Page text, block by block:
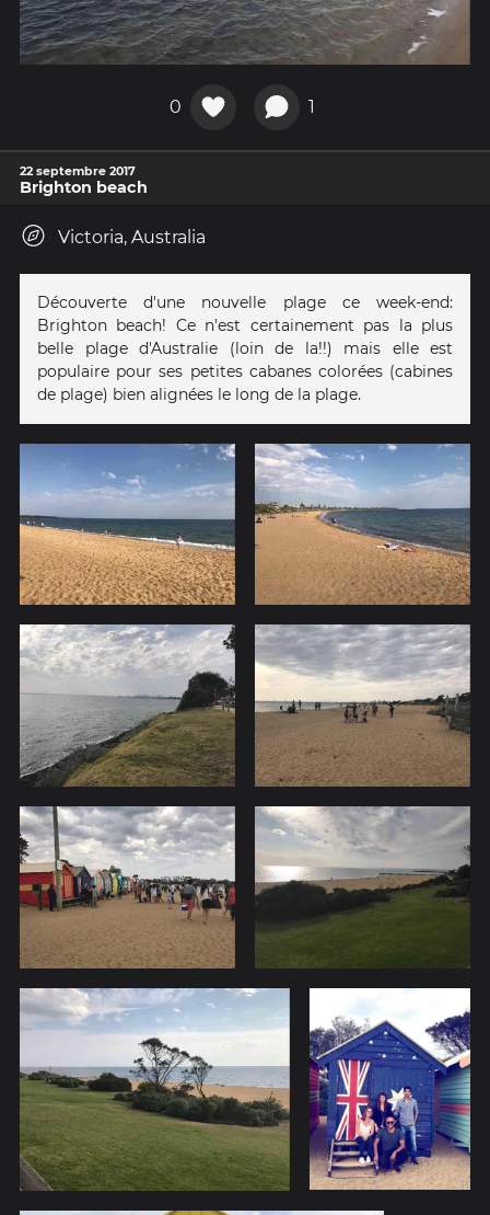
0 1
22 septembre 2017
Brighton beach
Victoria, Australia
Découverte d'une nouvelle plage ce week-end:
Brighton beach! Ce n'est certainement pas la plus
belle plage d'Australie (loin de la!!) mais elle est
populaire pour ses petites cabanes colorées (cabines
de plage) bien alignées le long de la plage.